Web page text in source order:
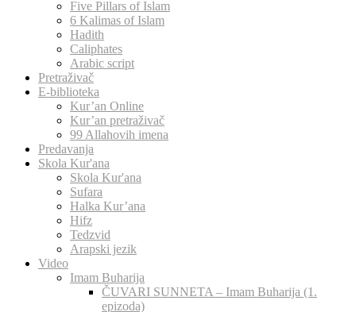
Five Pillars of Islam
6 Kalimas of Islam
Hadith
Caliphates
Arabic script
Pretraživač
E-biblioteka
Kur’an Online
Kur’an pretraživač
99 Allahovih imena
Predavanja
Skola Kur'ana
Skola Kur'ana
Sufara
Halka Kur’ana
Hifz
Tedzvid
Arapski jezik
Video
Imam Buharija
ČUVARI SUNNETA – Imam Buharija (1.
epizoda)